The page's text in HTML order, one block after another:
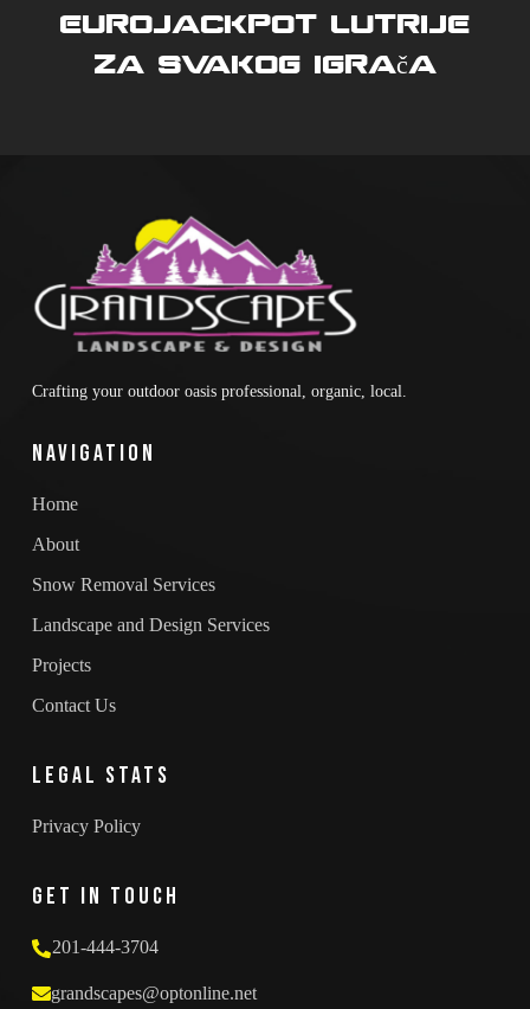
eurojackpot lutrije
za svakog igrača
Crafting your outdoor oasis professional, organic, local.
Navigation
Home
About
Snow Removal Services
Landscape and Design Services
Projects
Contact Us
Legal Stats
Privacy Policy
Get in touch
201-444-3704
grandscapes@optonline.net